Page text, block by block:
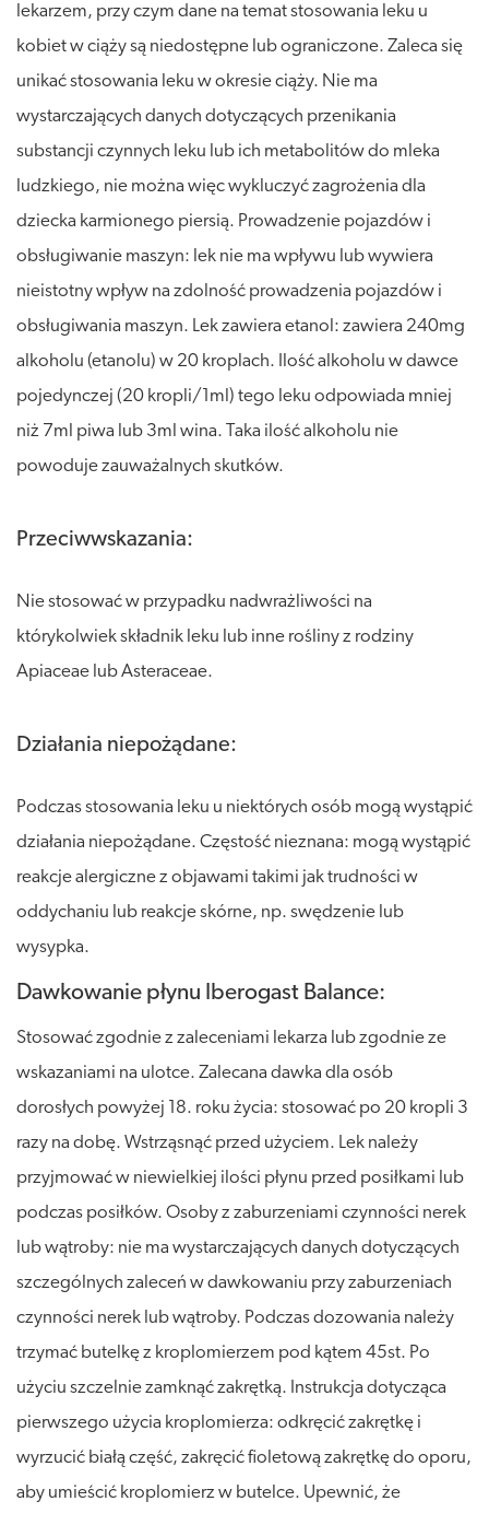
lekarzem, przy czym dane na temat stosowania leku u
kobiet w ciąży są niedostępne lub ograniczone. Zaleca się
unikać stosowania leku w okresie ciąży. Nie ma
wystarczających danych dotyczących przenikania
substancji czynnych leku lub ich metabolitów do mleka
ludzkiego, nie można więc wykluczyć zagrożenia dla
dziecka karmionego piersią. Prowadzenie pojazdów i
obsługiwanie maszyn: lek nie ma wpływu lub wywiera
nieistotny wpływ na zdolność prowadzenia pojazdów i
obsługiwania maszyn. Lek zawiera etanol: zawiera 240mg
alkoholu (etanolu) w 20 kroplach. Ilość alkoholu w dawce
pojedynczej (20 kropli/1ml) tego leku odpowiada mniej
niż 7ml piwa lub 3ml wina. Taka ilość alkoholu nie
powoduje zauważalnych skutków.
Przeciwwskazania:
Nie stosować w przypadku nadwrażliwości na
którykolwiek składnik leku lub inne rośliny z rodziny
Apiaceae lub Asteraceae.
Działania niepożądane:
Podczas stosowania leku u niektórych osób mogą wystąpić
działania niepożądane. Częstość nieznana: mogą wystąpić
reakcje alergiczne z objawami takimi jak trudności w
oddychaniu lub reakcje skórne, np. swędzenie lub
wysypka.
Dawkowanie płynu Iberogast Balance:
Stosować zgodnie z zaleceniami lekarza lub zgodnie ze
wskazaniami na ulotce. Zalecana dawka dla osób
dorosłych powyżej 18. roku życia: stosować po 20 kropli 3
razy na dobę. Wstrząsnąć przed użyciem. Lek należy
przyjmować w niewielkiej ilości płynu przed posiłkami lub
podczas posiłków. Osoby z zaburzeniami czynności nerek
lub wątroby: nie ma wystarczających danych dotyczących
szczególnych zaleceń w dawkowaniu przy zaburzeniach
czynności nerek lub wątroby. Podczas dozowania należy
trzymać butelkę z kroplomierzem pod kątem 45st. Po
użyciu szczelnie zamknąć zakrętką. Instrukcja dotycząca
pierwszego użycia kroplomierza: odkręcić zakrętkę i
wyrzucić białą część, zakręcić fioletową zakrętkę do oporu,
aby umieścić kroplomierz w butelce. Upewnić, że